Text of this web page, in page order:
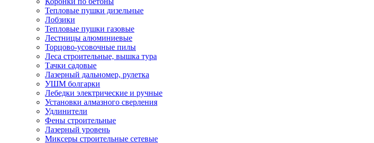
Тепловые пушки дизельные
Лобзики
Тепловые пушки газовые
Лестницы алюминиевые
Торцово-усовочные пилы
Леса строительные, вышка тура
Тачки садовые
Лазерный дальномер, рулетка
УШМ болгарки
Лебедки электрические и ручные
Установки алмазного сверления
Удлинители
Фены строительные
Лазерный уровень
Миксеры строительные сетевые